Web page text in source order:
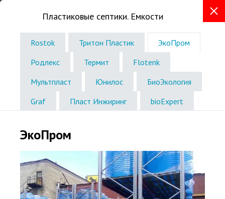
Звоните без выходных
+7 (843) 207-13-43
Телефон в г. Казань
Пластиковые септики. Емкости
Rostok Тритон Пластик
ЭкоПром
Родлекс
Термит
Flotenk
Мультпласт
Юнилос
БиоЭкология
Graf
Пласт Инжиринг bioExpert
ЭкоПром